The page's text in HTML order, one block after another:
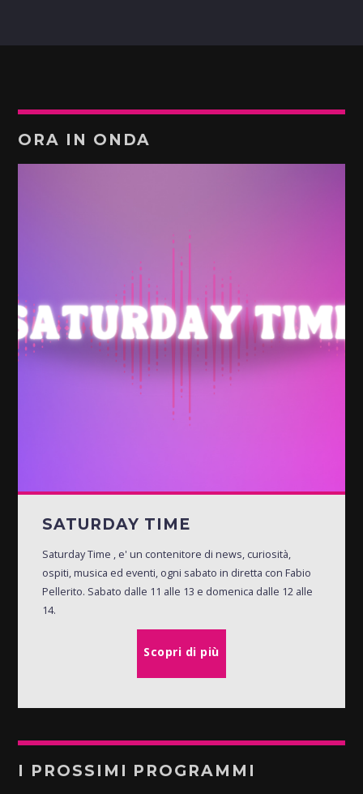
ORA IN ONDA
SATURDAY TIME
Saturday Time , e' un contenitore di news, curiosità,
ospiti, musica ed eventi, ogni sabato in diretta con Fabio
Pellerito. Sabato dalle 11 alle 13 e domenica dalle 12 alle
14.
Scopri di più
I PROSSIMI PROGRAMMI